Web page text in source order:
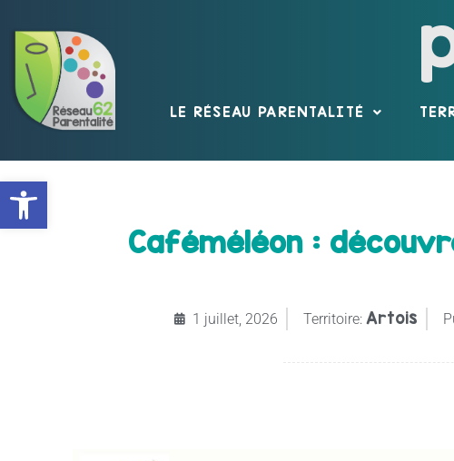
Ouvrir la barre d’outils
LE RÉSEAU PARENTALITÉ
Caféméléon :
1 juillet, 2026 Territoire: Artois